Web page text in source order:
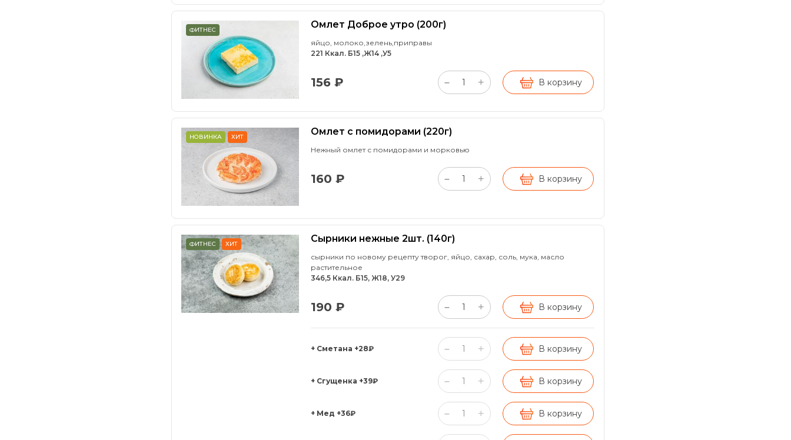
ФИТНЕС Омлет Доброе утро (200г)
яйцо, молоко,зелень,приправы
221 Ккал. Б15 ,Ж14 ,У5
156 ₽ – + В корзину
НОВИНКА ХИТ Омлет с помидорами (220г)
Нежный омлет с помидорами и морковью
160 ₽ – + В корзину
ФИТНЕС ХИТ Сырники нежные 2шт. (140г)
сырники по новому рецепту творог, яйцо, сахар, соль, мука, масло
растительное
346,5 Ккал. Б15, Ж18, У29
190 ₽ – + В корзину
+ Сметана +28₽ – + В корзину
+ Сгущенка +39₽ – + В корзину
+ Мед +36₽ – + В корзину